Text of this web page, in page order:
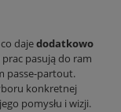
dajedodatkowo
pasują do ram
passe-partout.
konkretnej
pomysłu i wizji.